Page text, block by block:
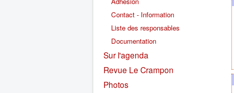
Contact - Information
Liste des responsables
Documentation
Sur l'agenda
Revue Le Crampon
Photos